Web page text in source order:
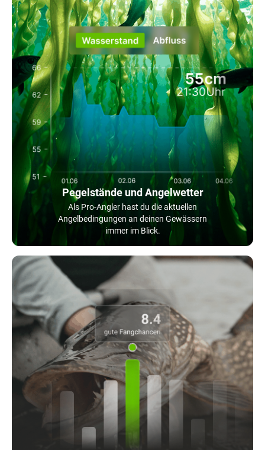
Pegelstände und Angelwetter
Als Pro-Angler hast du die aktuellen
Angelbedingungen an deinen Gewässern
immer im Blick.